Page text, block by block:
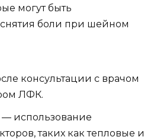
могут быть
боли при шейном
консультации с врачом
ЛФК.
использование
таких как тепловые и